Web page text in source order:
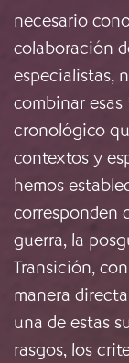
necesario
colaboración
especialistas,
combinar
cronológico
contextos y
hemos
corresponden
guerra, la
Transición,
manera
una de estas
rasgos, los